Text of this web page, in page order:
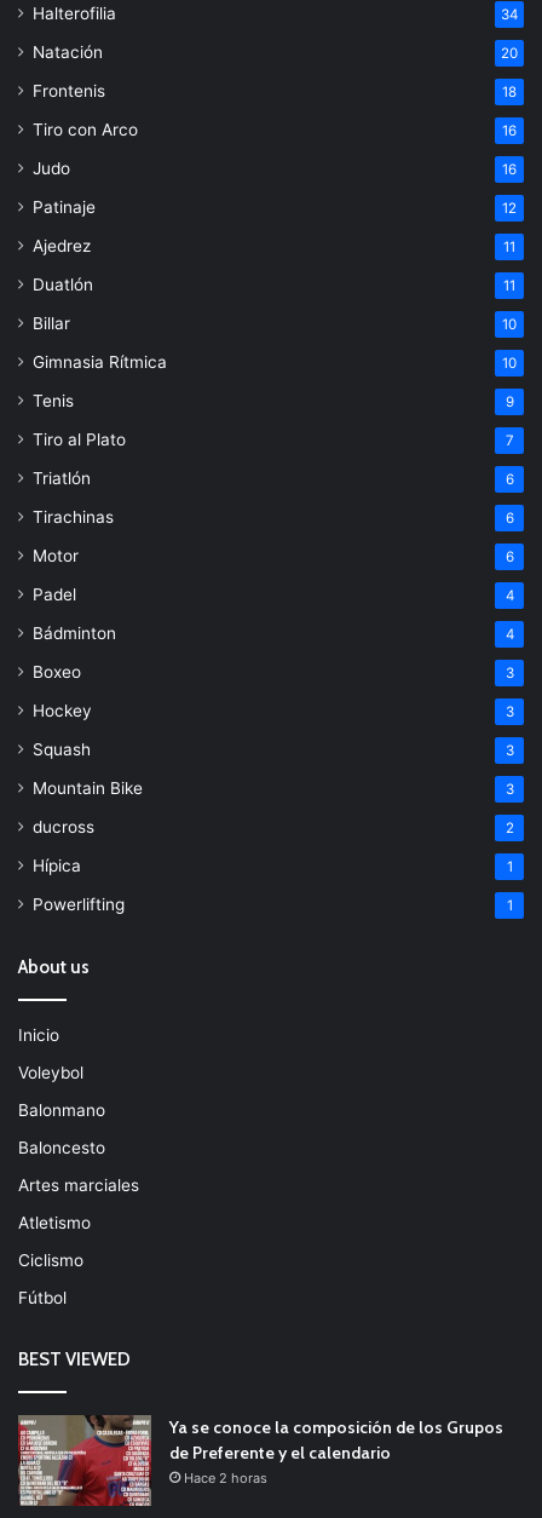
Halterofilia 34
Natación 20
Frontenis 18
Tiro con Arco 16
Judo 16
Patinaje 12
Ajedrez 11
Duatlón 11
Billar 10
Gimnasia Rítmica 10
Tenis 9
Tiro al Plato 7
Triatlón 6
Tirachinas 6
Motor 6
Padel 4
Bádminton 4
Boxeo 3
Hockey 3
Squash 3
Mountain Bike 3
ducross 2
Hípica 1
Powerlifting 1
About us
Inicio
Voleybol
Balonmano
Baloncesto
Artes marciales
Atletismo
Ciclismo
Fútbol
BEST VIEWED
Ya se conoce la composición de los Grupos
de Preferente y el calendario
Hace 2 horas